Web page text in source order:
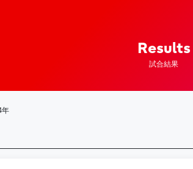
Results
試合結果
年